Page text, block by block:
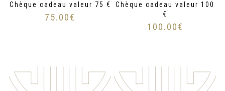
Chèque cadeau valeur 75 €
75.00€
Chèque cadeau valeur 100
€
100.00€